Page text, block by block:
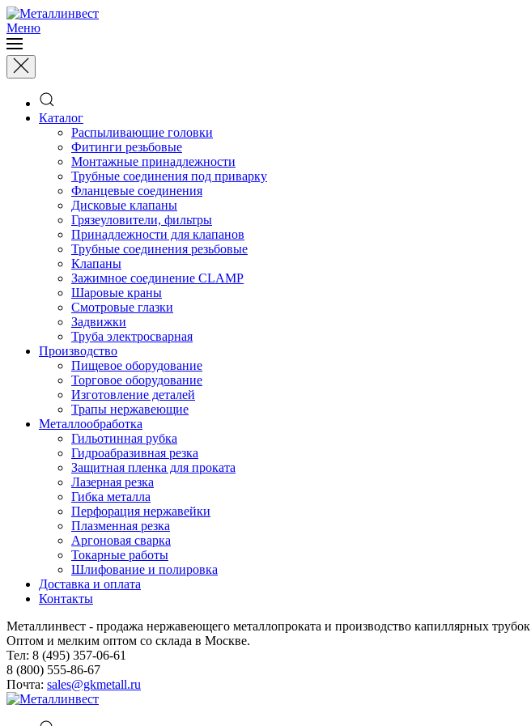
Меню
Каталог
Распыливающие головки
Фитинги резьбовые
Монтажные принадлежности
Трубные соединения под приварку
Фланцевые соединения
Дисковые клапаны
Грязеуловители, фильтры
Принадлежности для клапанов
Трубные соединения резьбовые
Клапаны
Зажимное соединение CLAMP
Шаровые краны
Смотровые глазки
Задвижки
Труба электросварная
Производство
Пищевое оборудование
Торговое оборудование
Изготовление деталей
Трапы нержавеющие
Металлообработка
Гильотинная рубка
Гидроабразивная резка
Защитная пленка для проката
Лазерная резка
Гибка металла
Перфорация нержавейки
Плазменная резка
Аргоновая сварка
Токарные работы
Шлифование и полировка
Доставка и оплата
Контакты
Металлинвест - продажа нержавеющего металлопроката и производство капиллярных трубок
Оптом и мелким оптом со склада в Москве.
Тел: 8 (495) 357-06-61
8 (800) 555-86-67
Почта: sales@gkmetall.ru